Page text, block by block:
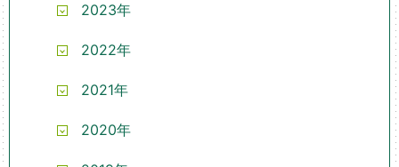
2023年
2022年
2021年
2020年